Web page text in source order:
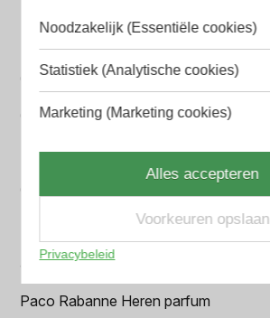
Chanel Heren parfum
Creed heren parfum
Dior Heren parfum
Hugo Boss Heren parfum
Jean Paul Gaultier Heren parfum
Paco Rabanne Heren parfum
Noodzakelijk (Essentiële cookies)
Statistiek (Analytische cookies)
Marketing (Marketing cookies)
Alles accepteren
Voorkeuren opslaan
Privacybeleid